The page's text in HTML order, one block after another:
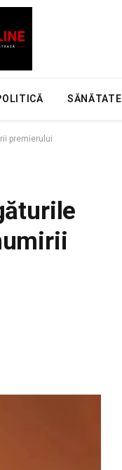
SĂNĂTATE
premierului